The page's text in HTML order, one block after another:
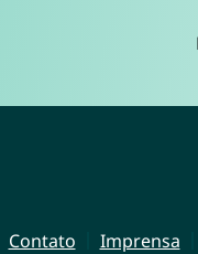
Contato Imprensa